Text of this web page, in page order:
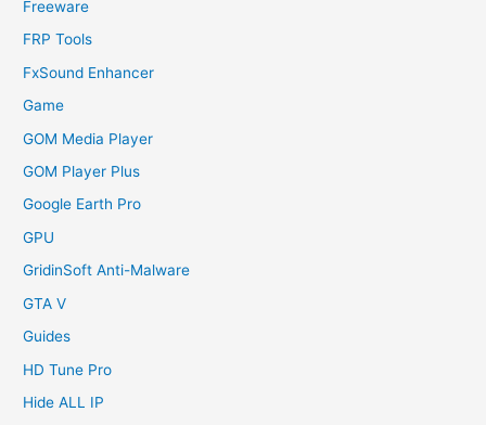
Freeware
FRP Tools
FxSound Enhancer
Game
GOM Media Player
GOM Player Plus
Google Earth Pro
GPU
GridinSoft Anti-Malware
GTA V
Guides
HD Tune Pro
Hide ALL IP